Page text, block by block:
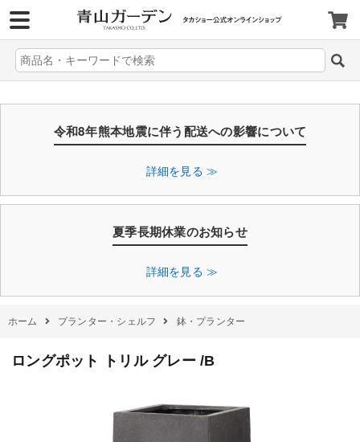
令和8年熊本地震に伴う配送への影響について
詳細を見る ≫
夏季長期休業のお知らせ
詳細を見る ≫
ホーム プランター・シェルフ 鉢・プランター
ロングポット トリル グレー /B